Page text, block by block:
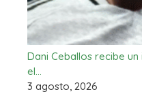
Dani Ceballos recibe
el…
3 agosto, 2026